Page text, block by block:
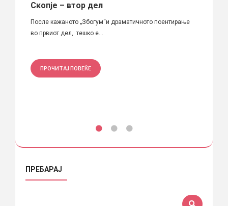
Скопје – втор дел
После кажанoто „Збогум“и драматичното поентирање
во првиот дел, тешко е...
ПРОЧИТАЈ ПОВЕЌЕ
ПРЕБАРАЈ